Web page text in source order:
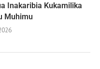
Inakaribia Kukamilika
Muhimu